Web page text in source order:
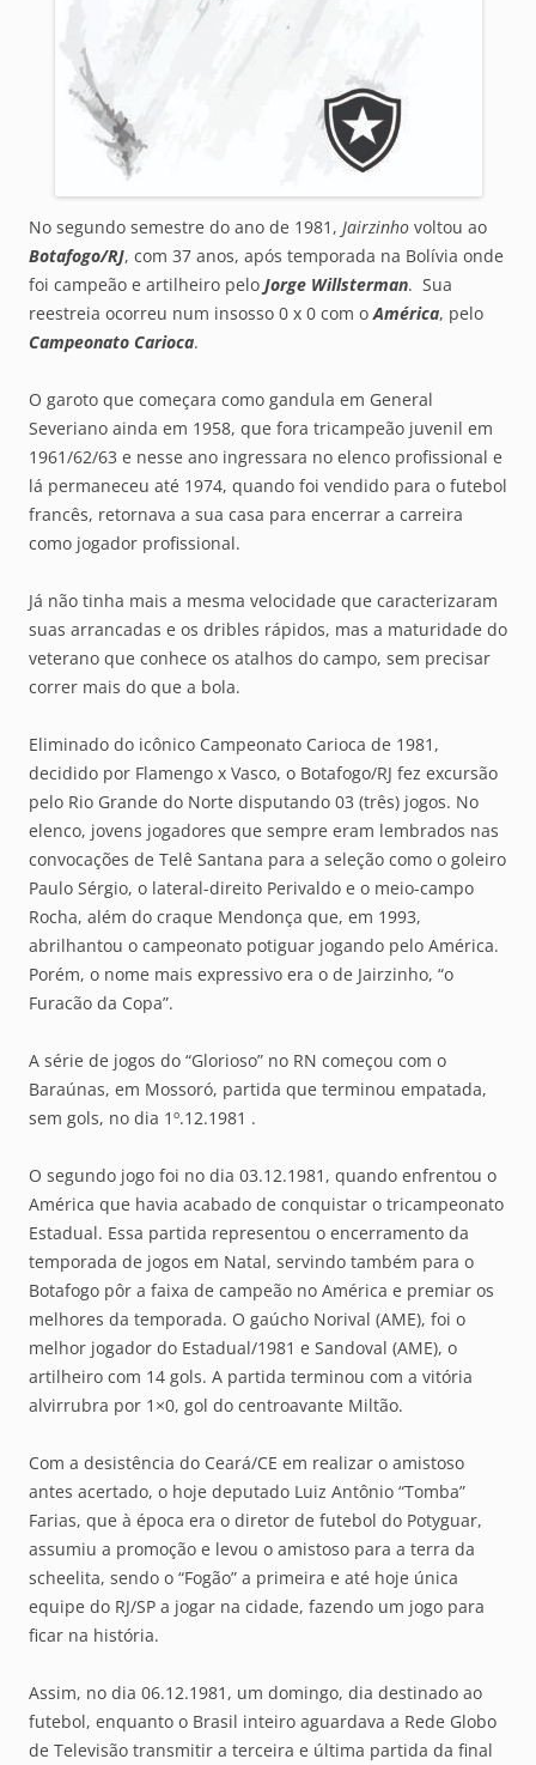
No segundo semestre do ano de 1981, Jairzinho voltou ao
Botafogo/RJ, com 37 anos, após temporada na Bolívia onde
foi campeão e artilheiro pelo Jorge Willsterman. Sua
reestreia ocorreu num insosso 0 x 0 com oAmérica, pelo
Campeonato Carioca.
O garoto que começara como gandula em General
Severiano ainda em 1958, que fora tricampeão juvenil em
1961/62/63 e nesse ano ingressara no elenco profissional e
lá permaneceu até 1974, quando foi vendido para o futebol
francês, retornava a sua casa para encerrar a carreira
como jogador profissional.
Já não tinha mais a mesma velocidade que caracterizaram
suas arrancadas e os dribles rápidos, mas a maturidade do
veterano que conhece os atalhos do campo, sem precisar
correr mais do que a bola.
Eliminado do icônico Campeonato Carioca de 1981,
decidido por Flamengo x Vasco, o Botafogo/RJ fez excursão
pelo Rio Grande do Norte disputando 03 (três) jogos. No
elenco, jovens jogadores que sempre eram lembrados nas
convocações de Telê Santana para a seleção como o goleiro
Paulo Sérgio, o lateral-direito Perivaldo e o meio-campo
Rocha, além do craque Mendonça que, em 1993,
abrilhantou o campeonato potiguar jogando pelo América.
Porém, o nome mais expressivo era o de Jairzinho, “o
Furacão da Copa”.
A série de jogos do “Glorioso” no RN começou com o
Baraúnas, em Mossoró, partida que terminou empatada,
sem gols, no dia 1º.12.1981 .
O segundo jogo foi no dia 03.12.1981, quando enfrentou o
América que havia acabado de conquistar o tricampeonato
Estadual. Essa partida representou o encerramento da
temporada de jogos em Natal, servindo também para o
Botafogo pôr a faixa de campeão no América e premiar os
melhores da temporada. O gaúcho Norival (AME), foi o
melhor jogador do Estadual/1981 e Sandoval (AME), o
artilheiro com 14 gols. A partida terminou com a vitória
alvirrubra por 1×0, gol do centroavante Miltão.
Com a desistência do Ceará/CE em realizar o amistoso
antes acertado, o hoje deputado Luiz Antônio “Tomba”
Farias, que à época era o diretor de futebol do Potyguar,
assumiu a promoção e levou o amistoso para a terra da
scheelita, sendo o “Fogão” a primeira e até hoje única
equipe do RJ/SP a jogar na cidade, fazendo um jogo para
ficar na história.
Assim, no dia 06.12.1981, um domingo, dia destinado ao
futebol, enquanto o Brasil inteiro aguardava a Rede Globo
de Televisão transmitir a terceira e última partida da final